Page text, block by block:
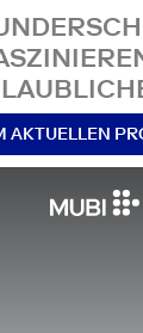
AKTUELLEN